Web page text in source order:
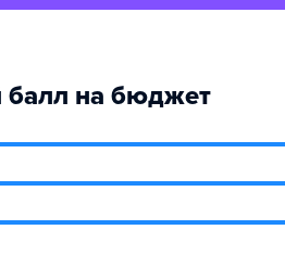
балл на бюджет